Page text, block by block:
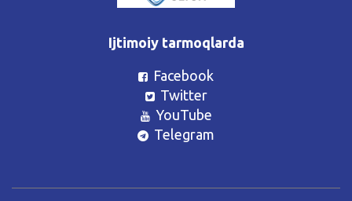
Ijtimoiy tarmoqlarda
Facebook
Twitter
YouTube
Telegram